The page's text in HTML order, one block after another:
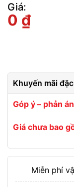
Giá:
0 ₫
Khuyến mãi
Góp ý – phản
Giá chưa bao
Miễn phí